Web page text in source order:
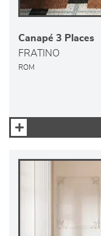
Canapé 3 Places
FRATINO
ROM